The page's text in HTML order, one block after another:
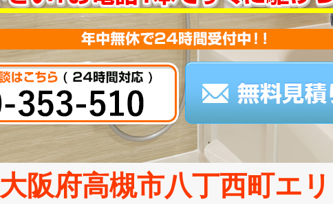
大阪府高槻市八丁西町エ